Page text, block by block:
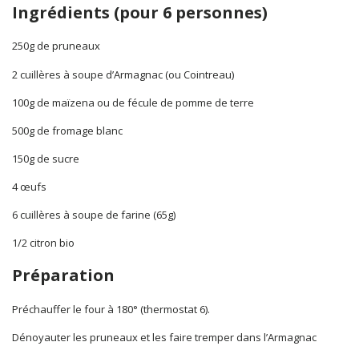
Ingrédients (pour 6 personnes)
250g de pruneaux
2 cuillères à soupe d’Armagnac (ou Cointreau)
100g de maïzena ou de fécule de pomme de terre
500g de fromage blanc
150g de sucre
4 œufs
6 cuillères à soupe de farine (65g)
1/2 citron bio
Préparation
Préchauffer le four à 180° (thermostat 6).
Dénoyauter les pruneaux et les faire tremper dans l’Armagnac